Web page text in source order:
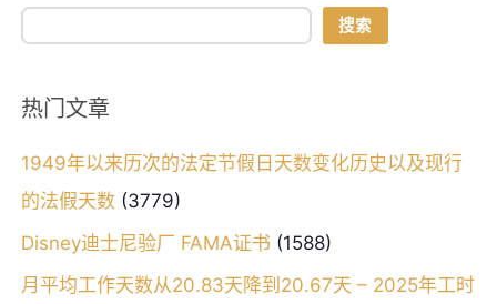
搜索
热门文章
1949年以来历次的法定节假日天数变化历史以及现行
的法假天数 (3779)
Disney迪士尼验厂 FAMA证书 (1588)
月平均工作天数从20.83天降到20.67天 – 2025年工时